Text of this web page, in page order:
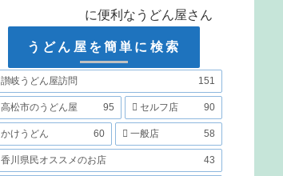
に便利なうどん屋さん
うどん屋を簡単に検索
讃岐うどん屋訪問 151
高松市のうどん屋 95 セルフ店 90
かけうどん 60 一般店 58
香川県民オススメのお店 43